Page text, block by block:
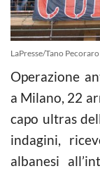
LaPresse/Tano Pecoraro
Operazione
a Milano, 22
capo ultras
indagini,
albanesi